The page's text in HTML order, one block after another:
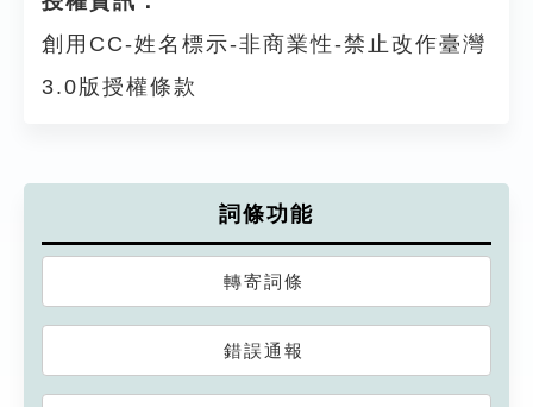
創用CC-姓名標示-非商業性-禁止改作臺灣
3.0版授權條款
詞條功能
轉寄詞條
錯誤通報